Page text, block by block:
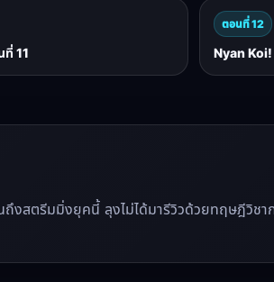
11
ตอนที่ 12
Nyan
สตรีมมิ่งยุคนี้ ลุงไม่ได้มารีวิวด้วยทฤษฎีวิชา